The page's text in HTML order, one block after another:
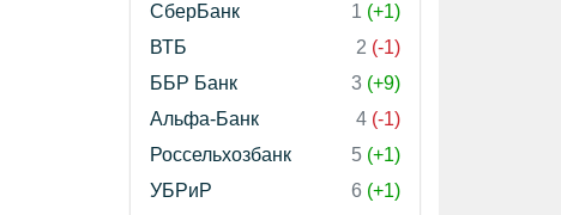
СберБанк 1 (+1)
ВТБ
2 (-1)
ББР Банк
3 (+9)
Альфа-Банк
4 (-1)
Россельхозбанк
5 (+1)
УБРиР
6 (+1)